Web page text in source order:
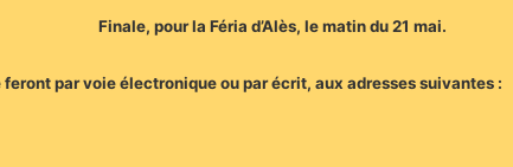
Finale, pour la Féria d’Alès, le matin du 21 mai.
par voie électronique ou par écrit, aux adresses suivantes :